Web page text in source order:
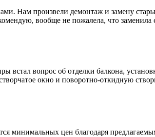
Нам произвели демонтаж и замену
вообще не пожалела, что заменила
встал вопрос об отделки балкона,
окно и поворотно-откидную
минимальных цен благодаря